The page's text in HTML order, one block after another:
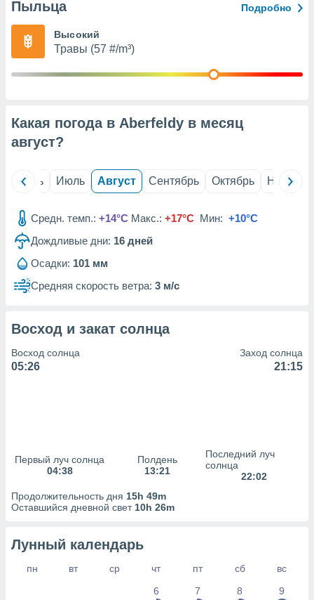
из
рекламы
сведения
наших 1199
Пыльца Подробно
Высокий
Травы (57 #/m³)
Какая погода в Aberfeldy в месяц
август?
Июнь Июль Август Сентябрь Октябрь Ноябрь
Средн. темп.: +14°C Макс.: +17°C Мин: +10°C
Дождливые дни: 16 дней
Осадки: 101 мм
Средняя скорость ветра: 3 м/с
Восход и закат солнца
Восход солнца
05:26
Заход солнца
21:15
Первый луч солнца
04:38
Полдень
13:21
Последний луч
солнца
22:02
Продолжительность дня 15h 49m
Оставшийся дневной свет 10h 26m
Лунный календарь
пн вт ср чт пт сб
вс
6
7 8 9